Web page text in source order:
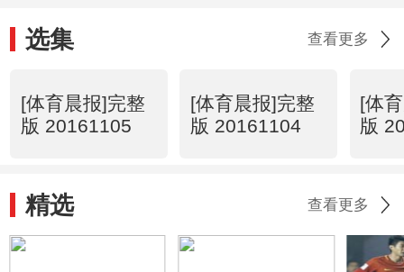
选集 查看更多
[体育晨报]完整
版 20161105
[体育晨报]完整
版 20161104
[体
版
精选 查看更多